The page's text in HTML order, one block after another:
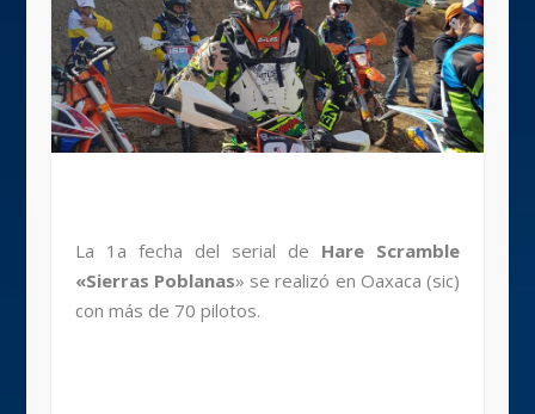
La 1a fecha del serial de Hare Scramble
«Sierras Poblanas» se realizó en Oaxaca (sic)
con más de 70 pilotos.